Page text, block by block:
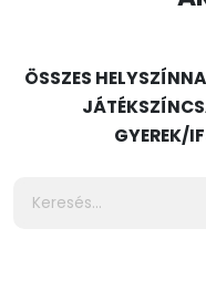
ÖSSZES HELYSZÍN
JÁTÉKSZÍN
GYEREK/